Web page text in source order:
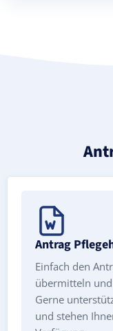
Antrag
Einfach den
übermitteln
Gerne
und stehen